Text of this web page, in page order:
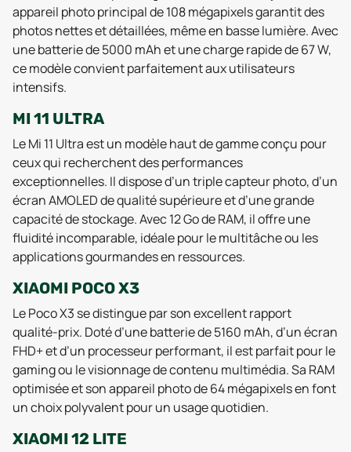
appareil photo principal de 108 mégapixels garantit des
photos nettes et détaillées, même en basse lumière. Avec
une batterie de 5000 mAh et une charge rapide de 67 W,
ce modèle convient parfaitement aux utilisateurs
intensifs.
MI 11 ULTRA
Le Mi 11 Ultra est un modèle haut de gamme conçu pour
ceux qui recherchent des performances
exceptionnelles. Il dispose d’un triple capteur photo, d’un
écran AMOLED de qualité supérieure et d’une grande
capacité de stockage. Avec 12 Go de RAM, il offre une
fluidité incomparable, idéale pour le multitâche ou les
applications gourmandes en ressources.
XIAOMI POCO X3
Le Poco X3 se distingue par son excellent rapport
qualité-prix. Doté d’une batterie de 5160 mAh, d’un écran
FHD+ et d’un processeur performant, il est parfait pour le
gaming ou le visionnage de contenu multimédia. Sa RAM
optimisée et son appareil photo de 64 mégapixels en font
un choix polyvalent pour un usage quotidien.
XIAOMI 12 LITE